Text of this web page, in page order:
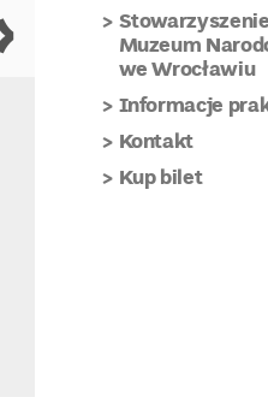
Muzeum
we Wrocławiu
Informacje
Kontakt
Kup bilet